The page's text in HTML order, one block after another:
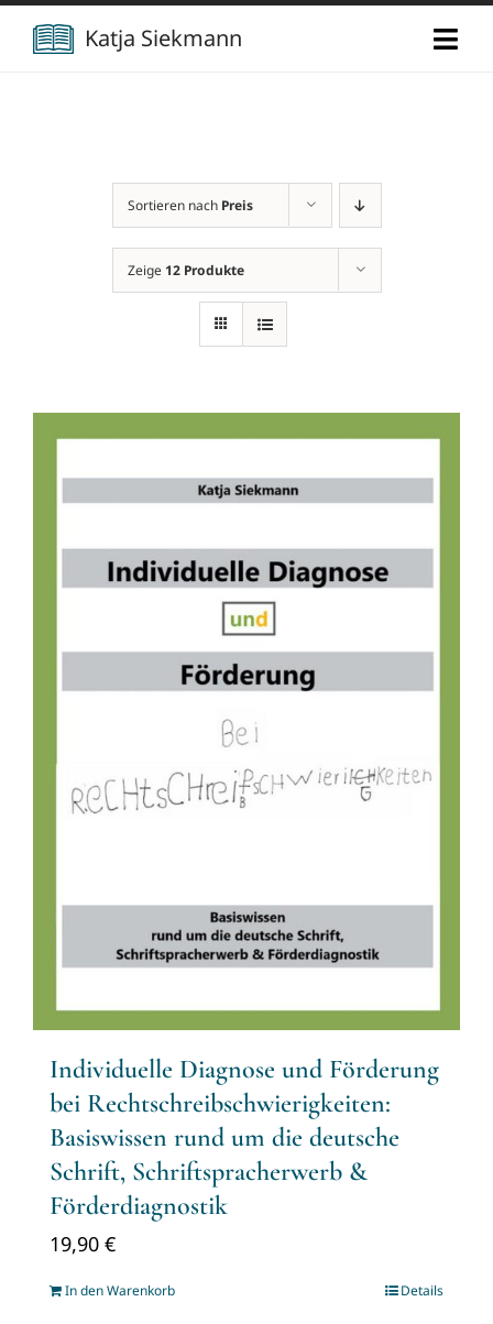
Zum
Inhalt
Katja Siekmann
Über mich
Berufliche Vita
Verlag
Sortieren nach Preis
Zeige 12 Produkte
Individuelle Diagnose und Förderung
bei Rechtschreibschwierigkeiten:
Basiswissen rund um die deutsche
Schrift, Schriftspracherwerb &
Förderdiagnostik
19,90 €
In den Warenkorb Details